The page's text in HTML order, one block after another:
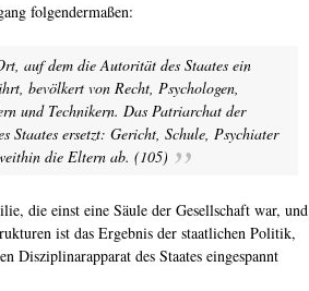
folgendermaßen:
auf dem die Autorität des Staates ein
bevölkert von Recht, Psychologen,
und Technikern. Das Patriarchat der
Staates ersetzt: Gericht, Schule, Psychiater
die Eltern ab. (105)
die einst eine Säule der Gesellschaft war, und
ist das Ergebnis der staatlichen Politik,
Disziplinarapparat des Staates eingespannt